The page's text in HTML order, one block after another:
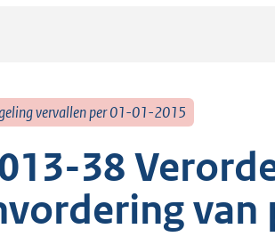
vervallen per 01-01-2015
38
van